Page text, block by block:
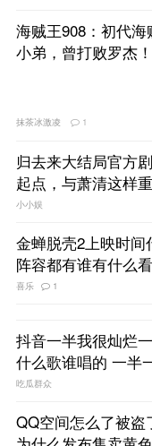
海贼王908：初代
小弟，曾打败罗杰！
归去来大结局官方
起点，与萧清这样
金蝉脱壳2上映时
阵容都有谁有什么
抖音一半我很灿烂
什么歌谁唱的 一半
QQ空间怎么了被盗